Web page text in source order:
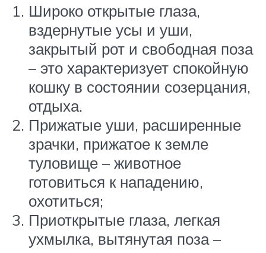
Широко открытые глаза,
вздернутые усы и уши,
закрытый рот и свободная поза
– это характеризует спокойную
кошку в состоянии созерцания,
отдыха.
Прижатые уши, расширенные
зрачки, прижатое к земле
туловище – животное
готовиться к нападению,
охотиться;
Приоткрытые глаза, легкая
ухмылка, вытянутая поза –